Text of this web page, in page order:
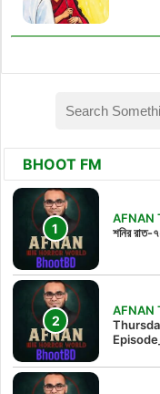
BHOOT FM
AFNAN
শনির রাত-
AFNAN